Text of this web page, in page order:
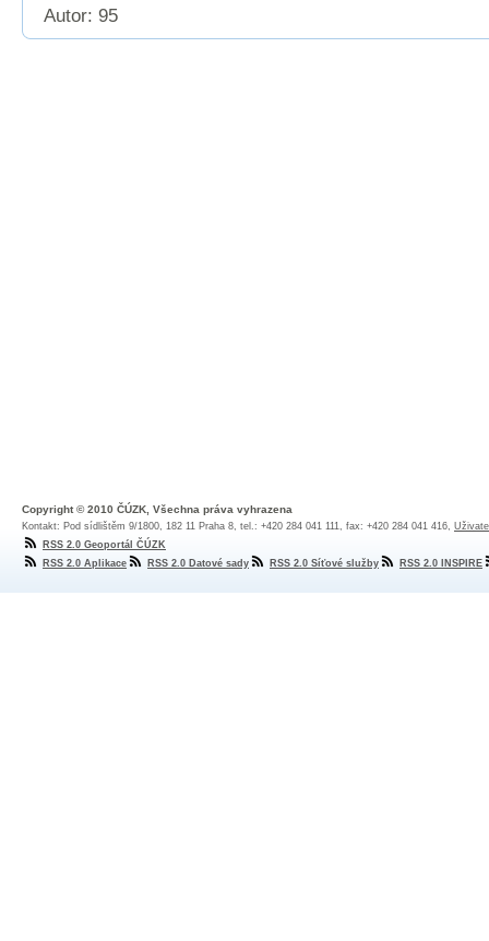
Autor: 95
Copyright © 2010 ČÚZK, Všechna práva vyhrazena
Kontakt: Pod sídlištěm 9/1800, 182 11 Praha 8, tel.: +420 284 041 111, fax: +420 284 041 416,
RSS 2.0 Geoportál ČÚZK
RSS 2.0 Aplikace
RSS 2.0 Datové sady RSS 2.0 Síťové služby RSS 2.0 INSPIRE